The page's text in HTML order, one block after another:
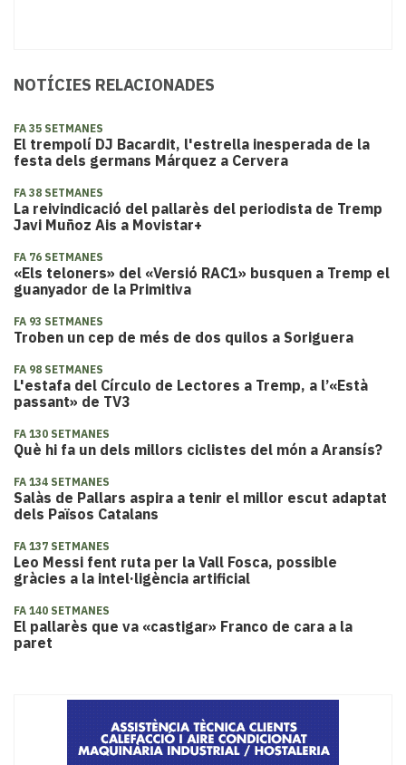
NOTÍCIES RELACIONADES
FA 35 SETMANES
El trempolí DJ Bacardit, l'estrella inesperada de la
festa dels germans Márquez a Cervera
FA 38 SETMANES
La reivindicació del pallarès del periodista de Tremp
Javi Muñoz Ais a Movistar+
FA 76 SETMANES
«Els teloners» del «Versió RAC1» busquen a Tremp el
guanyador de la Primitiva
FA 93 SETMANES
Troben un cep de més de dos quilos a Soriguera
FA 98 SETMANES
L'estafa del Círculo de Lectores a Tremp, a l’«Està
passant» de TV3
FA 130 SETMANES
Què hi fa un dels millors ciclistes del món a Aransís?
FA 134 SETMANES
Salàs de Pallars aspira a tenir el millor escut adaptat
dels Països Catalans
FA 137 SETMANES
Leo Messi fent ruta per la Vall Fosca, possible
gràcies a la intel·ligència artificial
FA 140 SETMANES
El pallarès que va «castigar» Franco de cara a la
paret